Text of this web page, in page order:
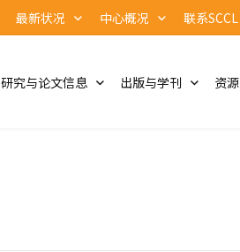
最新状况 中心概况 联系SCCL
研究与论文信息 出版与学刊 资源